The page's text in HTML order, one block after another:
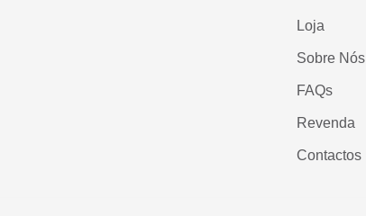
Loja
Sobre Nós
FAQs
Revenda
Contactos